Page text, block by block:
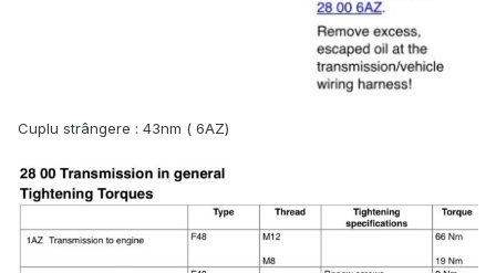
Cuplu strângere : 43nm ( 6AZ)